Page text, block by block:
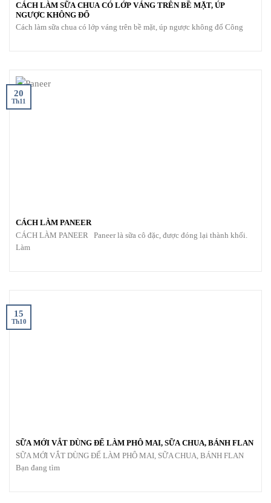
CÁCH LÀM SỮA CHUA CÓ LỚP VÁNG TRÊN BỀ MẶT, ÚP
NGƯỢC KHÔNG ĐỔ
Cách làm sữa chua có lớp váng trên bề mặt, úp ngược không đổ Công
CÁCH LÀM PANEER
CÁCH LÀM PANEER Paneer là sữa cô đặc, được đóng lại thành khối.
Làm
20
Th11
SỮA MỚI VẮT DÙNG ĐỂ LÀM PHÔ MAI, SỮA CHUA, BÁNH FLAN
SỮA MỚI VẮT DÙNG ĐỂ LÀM PHÔ MAI, SỮA CHUA, BÁNH FLAN
Bạn đang tìm
15
Th10